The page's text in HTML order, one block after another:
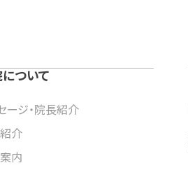
ついて
ージ・院長紹介
介
内